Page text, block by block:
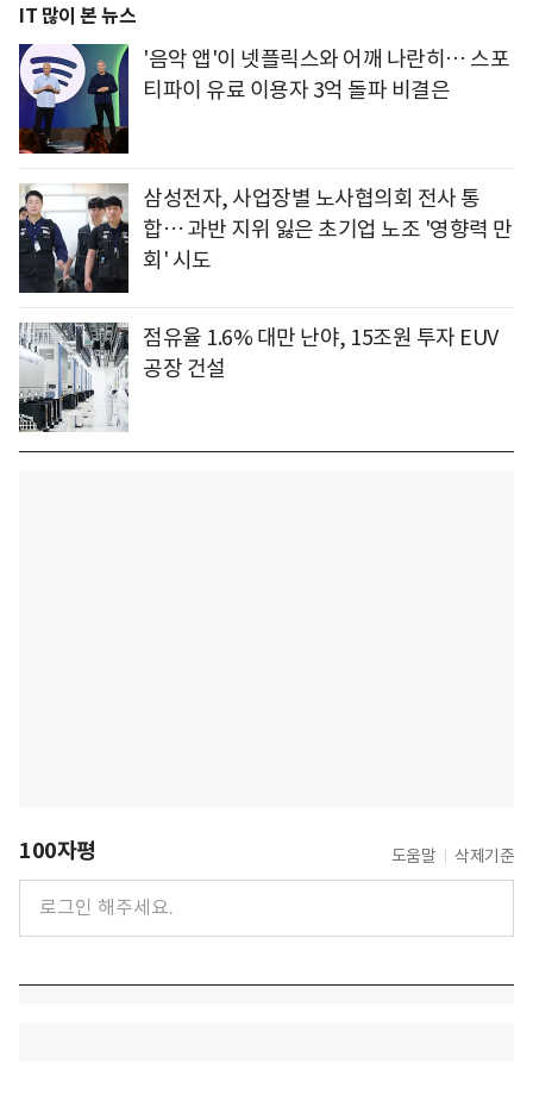
IT 많이 본 뉴스
'음악 앱'이 넷플릭스와 어깨 나란히… 스포
티파이 유료 이용자 3억 돌파 비결은
삼성전자, 사업장별 노사협의회 전사 통
합… 과반 지위 잃은 초기업 노조 '영향력 만
회' 시도
점유율 1.6% 대만 난야, 15조원 투자 EUV
공장 건설
100자평 도움말 삭제기준